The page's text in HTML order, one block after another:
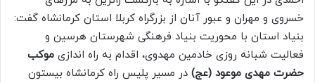
خسروی و مهران و عبور آنان از بزرگراه کربلا استان کرمانشاه گفت:
بنیاد استان با محوریت بنیاد فرهنگی شهرستان هرسین و
فعالیت شبانه روزی خادمین مهدوی، اقدام به راه اندازی موکب
حضرت مهدی موعود (عج) در مسیر پلیس راه کرمانشاه بیستون